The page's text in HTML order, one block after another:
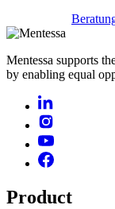
Mentessa supports
by enabling equal
Product